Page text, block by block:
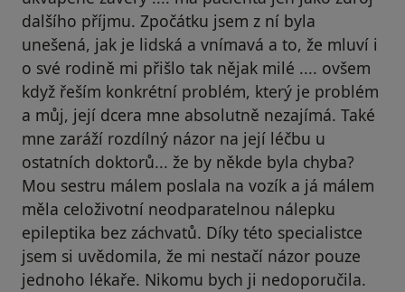
dalšího příjmu. Zpočátku jsem z ní byla
unešená, jak je lidská a vnímavá a to, že mluví i
o své rodině mi přišlo tak nějak milé .... ovšem
když řeším konkrétní problém, který je problém
a můj, její dcera mne absolutně nezajímá. Také
mne zaráží rozdílný názor na její léčbu u
ostatních doktorů... že by někde byla chyba?
Mou sestru málem poslala na vozík a já málem
měla celoživotní neodparatelnou nálepku
epileptika bez záchvatů. Díky této specialistce
jsem si uvědomila, že mi nestačí názor pouze
jednoho lékaře. Nikomu bych ji nedoporučila.